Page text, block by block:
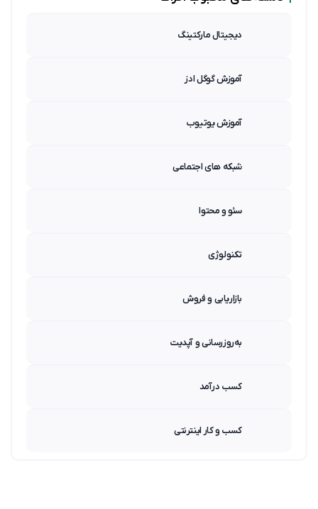
دیجیتال مارکتینگ
آموزش گوگل ادز
آموزش یوتیوب
شبکه های اجتماعی
سئو و محتوا
تکنولوژی
بازاریابی و فروش
به‌روزرسانی و آپدیت
کسب درآمد
کسب و کار اینترنتی